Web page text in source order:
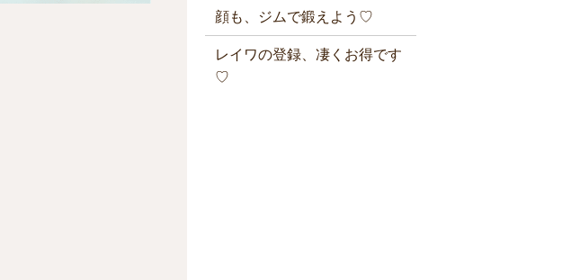
顔も、ジムで鍛えよう♡
レイワの登録、凄くお得です
♡